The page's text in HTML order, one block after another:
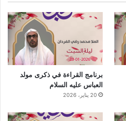
برنامج القراءة في ذكرى مولد
العباس عليه السلام
20 يناير، 2026